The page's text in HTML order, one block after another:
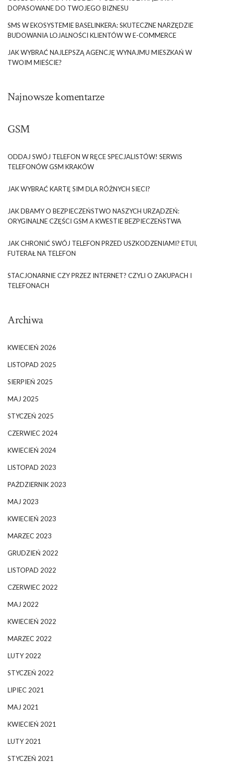
DOPASOWANE DO TWOJEGO BIZNESU
SMS W EKOSYSTEMIE BASELINKERA: SKUTECZNE NARZĘDZIE
BUDOWANIA LOJALNOŚCI KLIENTÓW W E-COMMERCE
JAK WYBRAĆ NAJLEPSZĄ AGENCJĘ WYNAJMU MIESZKAŃ W
TWOIM MIEŚCIE?
Najnowsze komentarze
GSM
ODDAJ SWÓJ TELEFON W RĘCE SPECJALISTÓW! SERWIS
TELEFONÓW GSM KRAKÓW
JAK WYBRAĆ KARTĘ SIM DLA RÓŻNYCH SIECI?
JAK DBAMY O BEZPIECZEŃSTWO NASZYCH URZĄDZEŃ:
ORYGINALNE CZĘŚCI GSM A KWESTIE BEZPIECZEŃSTWA
JAK CHRONIĆ SWÓJ TELEFON PRZED USZKODZENIAMI? ETUI,
FUTERAŁ NA TELEFON
STACJONARNIE CZY PRZEZ INTERNET? CZYLI O ZAKUPACH I
TELEFONACH
Archiwa
KWIECIEŃ 2026
LISTOPAD 2025
SIERPIEŃ 2025
MAJ 2025
STYCZEŃ 2025
CZERWIEC 2024
KWIECIEŃ 2024
LISTOPAD 2023
PAŹDZIERNIK 2023
MAJ 2023
KWIECIEŃ 2023
MARZEC 2023
GRUDZIEŃ 2022
LISTOPAD 2022
CZERWIEC 2022
MAJ 2022
KWIECIEŃ 2022
MARZEC 2022
LUTY 2022
STYCZEŃ 2022
LIPIEC 2021
MAJ 2021
KWIECIEŃ 2021
LUTY 2021
STYCZEŃ 2021